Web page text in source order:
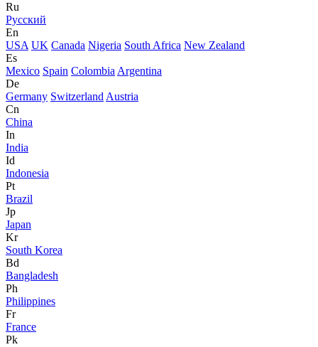
Ru
Русский
En
USA UK Canada Nigeria South Africa New Zealand
Es
Mexico Spain Colombia Argentina
De
Germany Switzerland Austria
Cn
China
In
India
Id
Indonesia
Pt
Brazil
Jp
Japan
Kr
South Korea
Bd
Bangladesh
Ph
Philippines
Fr
France
Pk